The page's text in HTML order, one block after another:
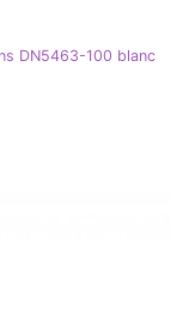
DN5463-100 blanc